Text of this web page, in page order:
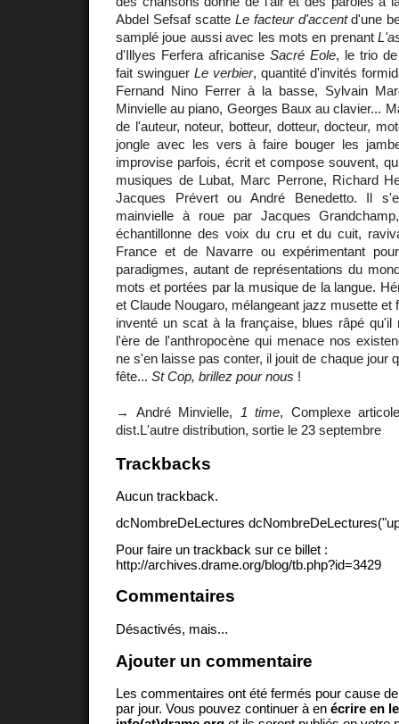
Abdel Sefsaf scatte Le facteur d'accentd'une
samplé joue aussi avec les mots en prenant
d'Illyes Ferfera africanise Sacré Eole, le trio
fait swinguer Le verbier, quantité d'invités
Fernand Nino Ferrer à la basse, Sylvain
Minvielle au piano, Georges Baux au clavier...
de l'auteur, noteur, botteur, dotteur, docteur,
jongle avec les vers à faire bouger les
improvise parfois, écrit et compose souvent,
musiques de Lubat, Marc Perrone, Richard
Jacques Prévert ou André Benedetto. Il
mainvielle à roue par Jacques
échantillonne des voix du cru et du cuit,
France et de Navarre ou expérimentant
paradigmes, autant de représentations du
mots et portées par la musique de la langue.
et Claude Nougaro, mélangeant jazz musette et
inventé un scat à la française, blues râpé qu'il
l'ère de l'anthropocène qui menace nos
ne s'en laisse pas conter, il jouit de chaque jour
fête... St Cop, brillez pour nous !
→ André Minvielle, 1 time, Complexe
dist.L'autre distribution, sortie le 23 septembre
Trackbacks
Aucun trackback.
dcNombreDeLectures
Pour faire un trackback sur ce billet :
http://archives.drame.org/blog/tb.php?id=3429
Commentaires
Désactivés, mais...
Ajouter un commentaire
Les commentaires ont été fermés pour cause
par jour. Vous pouvez continuer à en écrire en